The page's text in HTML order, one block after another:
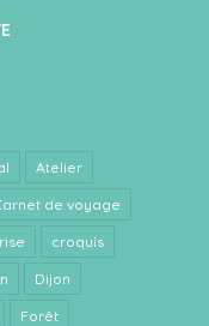
Atelier
de voyage
croquis
Dijon
Forêt